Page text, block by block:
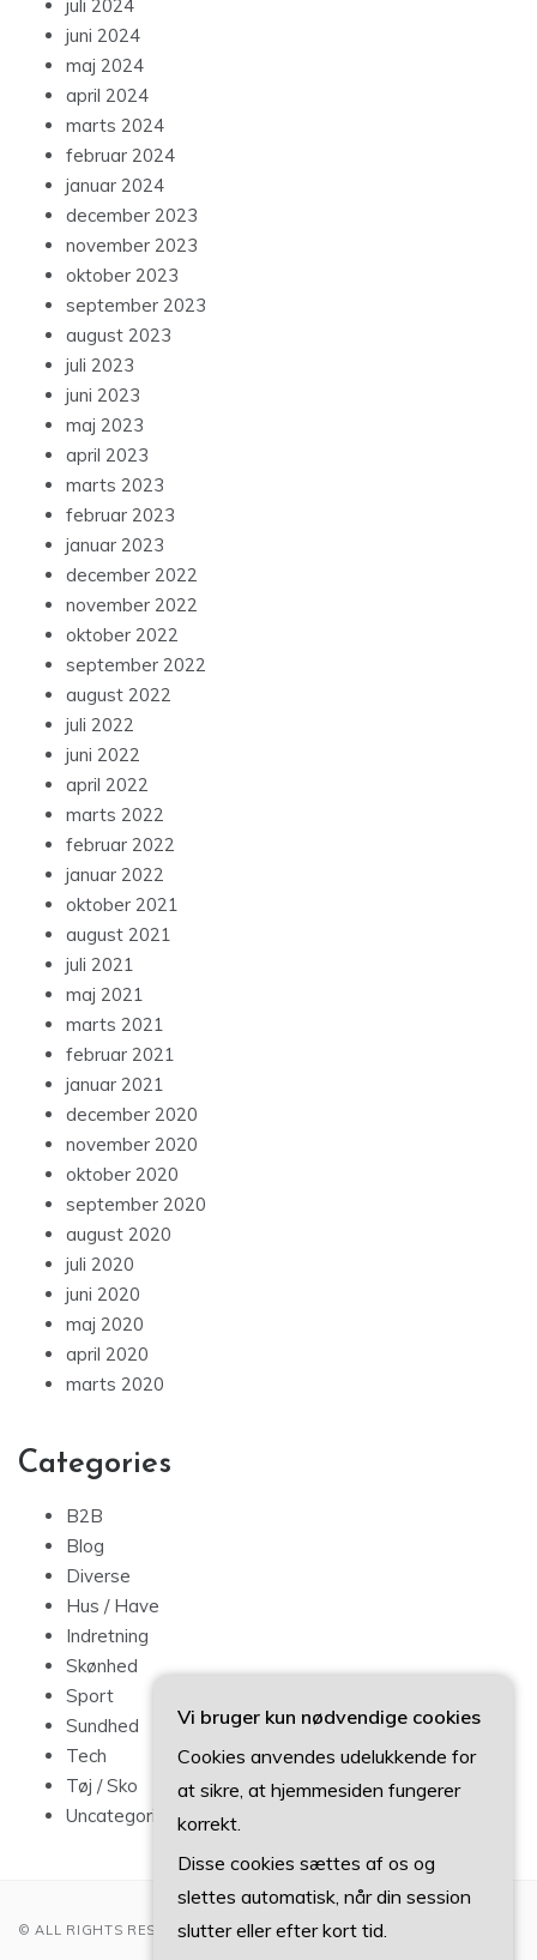
juli 2024
juni 2024
maj 2024
april 2024
marts 2024
februar 2024
januar 2024
december 2023
november 2023
oktober 2023
september 2023
august 2023
juli 2023
juni 2023
maj 2023
april 2023
marts 2023
februar 2023
januar 2023
december 2022
november 2022
oktober 2022
september 2022
august 2022
juli 2022
juni 2022
april 2022
marts 2022
februar 2022
januar 2022
oktober 2021
august 2021
juli 2021
maj 2021
marts 2021
februar 2021
januar 2021
december 2020
november 2020
oktober 2020
september 2020
august 2020
juli 2020
juni 2020
maj 2020
april 2020
marts 2020
Categories
B2B
Blog
Diverse
Hus / Have
Indretning
Skønhed
Sport
Sundhed
Tech
Tøj / Sko
Uncategorized
© ALL RIGHTS RESERVED 2022
Vi bruger kun nødvendige cookies
Cookies anvendes udelukkende for
at sikre, at hjemmesiden fungerer
korrekt.
Disse cookies sættes af os og
slettes automatisk, når din session
slutter eller efter kort tid.